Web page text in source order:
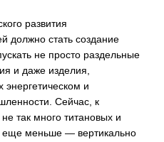
развития
должно стать создание
не просто раздельные
и даже изделия,
энергетическом и
Сейчас, к
так много титановых и
еще меньше — вертикально